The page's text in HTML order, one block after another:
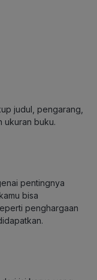
judul, pengarang,
ukuran buku.
pentingnya
bisa
penghargaan